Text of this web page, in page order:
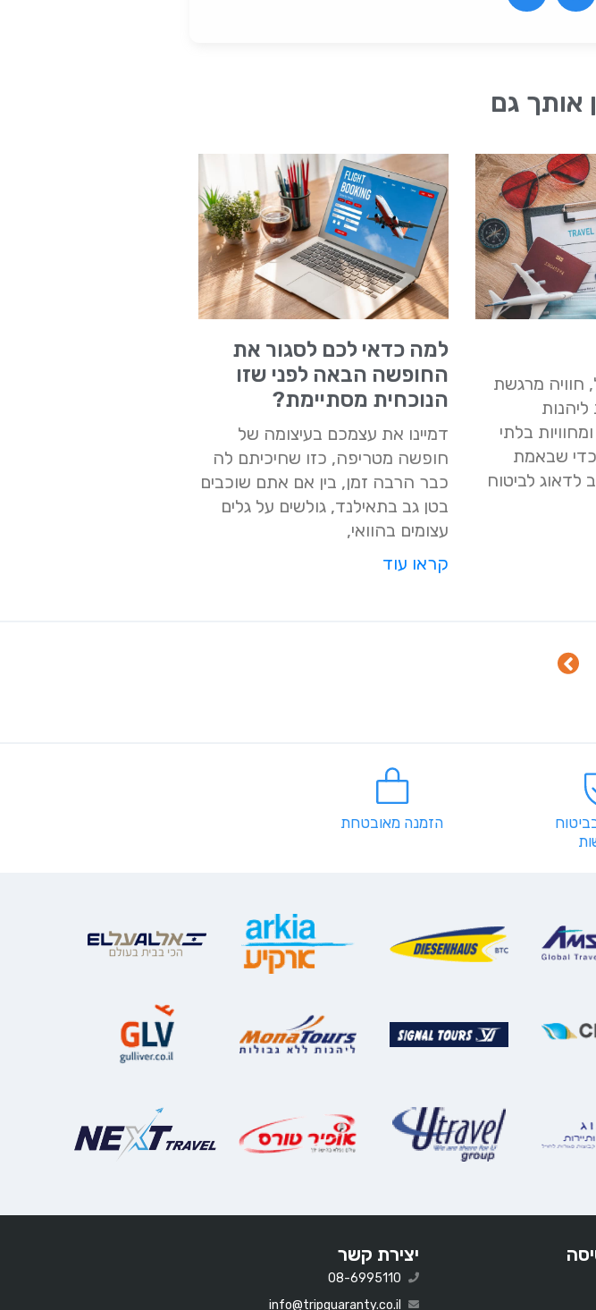
אותך גם
חוויה מרגשת
בלתי
שבאמת
לדאוג לביטוח
למה כדאי לכם לסגור את
החופשה הבאה לפני שזו
הנוכחית מסתיימת?
דמיינו את עצמכם בעיצומה של
חופשה מטריפה, כזו שחיכיתם לה
כבר הרבה זמן, בין אם אתם שוכבים
בטן גב בתאילנד, גולשים על גלים
עצומים בהוואי,
קראו עוד
הזמנה מאובטחת
יצירת קשר
08-6995110
info@tripguaranty.co.il